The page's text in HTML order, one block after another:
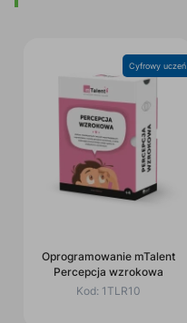
Cyfrowy uczeń
Oprogramowanie mTalent
Percepcja wzrokowa
Kod: 1TLR10